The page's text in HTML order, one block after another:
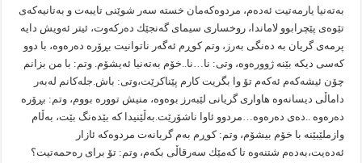
به‌ته‌نیا یارمه‌تیت ئه‌ده‌م، مردوه‌كه‌مان خسته‌ سه‌ر شوێنی تایبه‌ت و به‌تانیه‌كه‌ی
تێوه‌ی پێچرابوو لاماندا، روخساری سیمای گه‌نجێك ده‌ركه‌وت، ئیتر ئه‌ویش دایه‌
پرمه‌ی گریان به‌ ده‌نگی به‌رز، وتم كوڕم ئه‌گه‌ر ناتوانیت بڕۆره‌ ده‌ره‌وه‌، با دوو
كه‌سی دیكه‌ بێنه‌ ژووره‌وه‌، وتی: نا…نا..خۆم به‌ته‌نیا ئه‌یشۆم. وتم: با من بزانم
چۆن ئیشه‌كه‌م ئه‌كه‌م تۆ وا بگریت كارم پێناكرێت،وتی: باش.جله‌كانم له‌به‌ر
داماڵی دیسانه‌وه‌ هاواری گریانی لێبه‌رز بوه‌وه‌، منیش تووره‌ بووم، وتم: بڕۆره‌
ده‌ره‌وه‌ ..ده‌ی ده‌ره‌وه‌…مردوو ئاوا ناشۆرێت.به‌ڵێنیدا كه‌ بێده‌نگ بێت، به‌ڵام
وازملێبێنه‌ با خۆم بیشۆم، وتم: كوڕم به‌م گریانه‌ت مردوه‌كه‌ ئازار
ئه‌ده‌یت،به‌ده‌م شتنه‌وه‌ تا كه‌مێك سه‌رقاڵی بكه‌م، وتم: تۆ برای ره‌حمه‌تیت؟